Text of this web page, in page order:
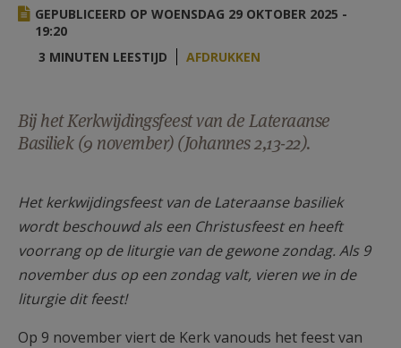
GEPUBLICEERD OP WOENSDAG 29 OKTOBER 2025 -
19:20
3 MINUTEN LEESTIJD
AFDRUKKEN
Bij het Kerkwijdingsfeest van de Lateraanse
Basiliek (9 november) (Johannes 2,13-22).
Het kerkwijdingsfeest van de Lateraanse basiliek
wordt beschouwd als een Christusfeest en heeft
voorrang op de liturgie van de gewone zondag. Als 9
november dus op een zondag valt, vieren we in de
liturgie dit feest!
Op 9 november viert de Kerk vanouds het feest van